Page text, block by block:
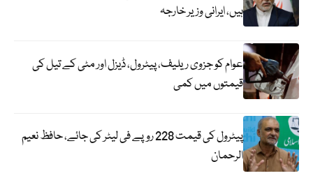
ہیں، ایرانی وزیر خارجہ
عوام کو جزوی ریلیف، پیٹرول، ڈیزل اور مٹی کے تیل کی
قیمتوں میں کمی
پیٹرول کی قیمت 228 روپے فی لیٹر کی جائے، حافظ نعیم
الرحمان